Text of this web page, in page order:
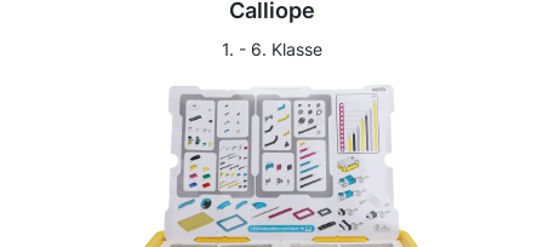
Calliope
1. - 6. Klasse